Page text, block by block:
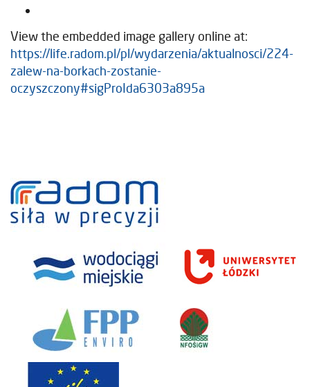
View the embedded image gallery online at:
https://life.radom.pl/pl/wydarzenia/aktualnosci/224-
zalew-na-borkach-zostanie-
oczyszczony#sigProIda6303a895a